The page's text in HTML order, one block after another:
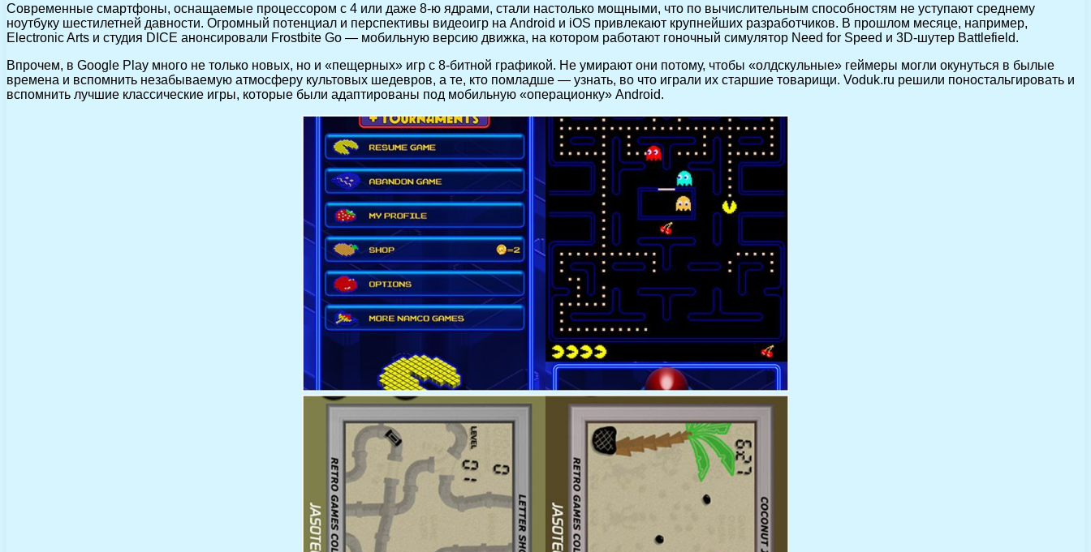
Современные смартфоны, оснащаемые процессором с 4 или даже 8-ю ядрами, стали настолько мощными, что по вычислительным способностям не уступают среднему
ноутбуку шестилетней давности. Огромный потенциал и перспективы видеоигр на Android и iOS привлекают крупнейших разработчиков. В прошлом месяце, например,
Electronic Arts и студия DICE анонсировали Frostbite Go — мобильную версию движка, на котором работают гоночный симулятор Need for Speed и 3D-шутер Battlefield.
Впрочем, в Google Play много не только новых, но и «пещерных» игр с 8-битной графикой. Не умирают они потому, чтобы «олдскульные» геймеры могли окунуться в былые
времена и вспомнить незабываемую атмосферу культовых шедевров, а те, кто помладше — узнать, во что играли их старшие товарищи. Voduk.ru решили поностальгировать и
вспомнить лучшие классические игры, которые были адаптированы под мобильную «операционку» Android.